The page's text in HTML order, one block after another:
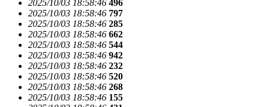
2025/10/03 18:58:46 496
2025/10/03 18:58:46 797
2025/10/03 18:58:46 285
2025/10/03 18:58:46 662
2025/10/03 18:58:46 544
2025/10/03 18:58:46 942
2025/10/03 18:58:46 232
2025/10/03 18:58:46 520
2025/10/03 18:58:46 268
2025/10/03 18:58:46 155